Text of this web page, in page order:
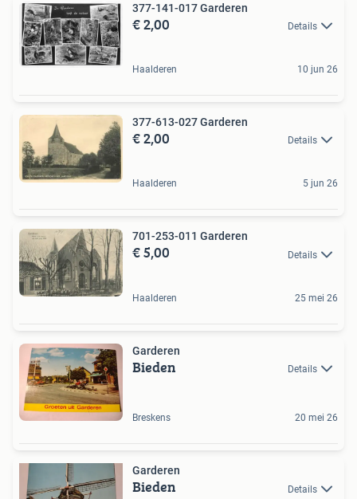
377-141-017 Garderen
€ 2,00 Details
Haalderen 10 jun 26
377-613-027 Garderen
€ 2,00 Details
Haalderen 5 jun 26
701-253-011 Garderen
€ 5,00 Details
Haalderen 25 mei 26
Garderen
Bieden Details
Breskens 20 mei 26
Garderen
Bieden Details